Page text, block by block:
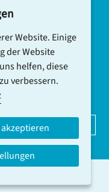
ABONNIEREN
Website. Einige
der Website
helfen, diese
verbessern.